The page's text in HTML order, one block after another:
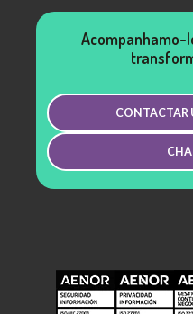
Acompanhamo-
CONTACTAR